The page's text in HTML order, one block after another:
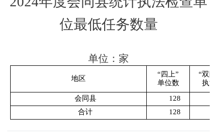
位最低任务数量
单位：家
地区
“ 四上”
单位数
“双
执
会同县
128
合计
128